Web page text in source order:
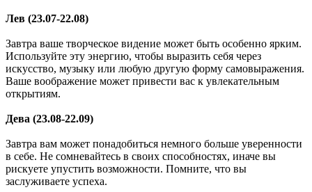
Лев (23.07-22.08)
Завтра ваше творческое видение может быть особенно ярким.
Используйте эту энергию, чтобы выразить себя через
искусство, музыку или любую другую форму самовыражения.
Ваше воображение может привести вас к увлекательным
открытиям.
Дева (23.08-22.09)
Завтра вам может понадобиться немного больше уверенности
в себе. Не сомневайтесь в своих способностях, иначе вы
рискуете упустить возможности. Помните, что вы
заслуживаете успеха.